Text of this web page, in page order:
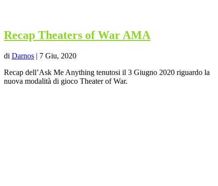
Recap Theaters of War AMA
di Darnos | 7 Giu, 2020
Recap dell’Ask Me Anything tenutosi il 3 Giugno 2020 riguardo la
nuova modalità di gioco Theater of War.